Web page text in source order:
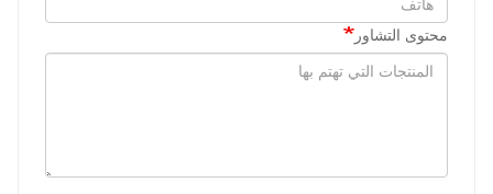
محتوى التشاور